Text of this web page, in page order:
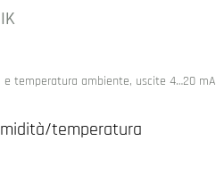
temperatura ambiente, uscite 4…20 mA
temperatura